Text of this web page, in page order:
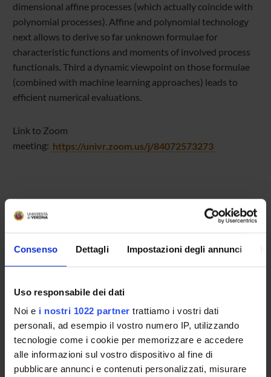
Consenso Dettagli Impostazioni degli annunci
Uso responsabile dei dati
Noi e i nostri 1022 partner trattiamo i vostri dati
personali, ad esempio il vostro numero IP, utilizzando
tecnologie come i cookie per memorizzare e accedere
alle informazioni sul vostro dispositivo al fine di
pubblicare annunci e contenuti personalizzati, misurare
dimensional affine processes (which actually coincide with
polynomial processes). Affine and polynomial technology
next allows to derive so far unknown formulae for
characteristic functions and moments of involved process
functionals. Third a dynamic viewpoint on those formulae
(combined with machine learning approaches) leads to
efficient numerical evaluations.
Link to Zoom
meeting: https://univr.zoom.us/j/84072573273
14 novembre 2021
OFFERTA FORMATIVA